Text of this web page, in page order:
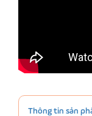
Thông tin sản